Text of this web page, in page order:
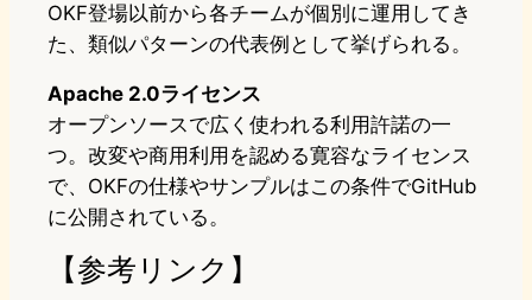
OKF登場以前から各チームが個別に運用してき
た、類似パターンの代表例として挙げられる。
Apache 2.0ライセンス
オープンソースで広く使われる利用許諾の一
つ。改変や商用利用を認める寛容なライセンス
で、OKFの仕様やサンプルはこの条件でGitHub
に公開されている。
【参考リンク】